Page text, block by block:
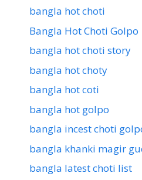
bangla hot choti
Bangla Hot Choti Golpo
bangla hot choti story
bangla hot choty
bangla hot coti
bangla hot golpo
bangla incest choti
bangla khanki magir
bangla latest choti list